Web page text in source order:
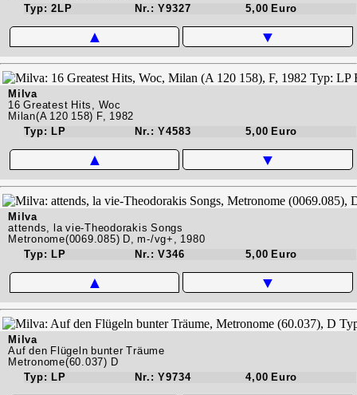
Typ: 2LP
Nr.: Y9327 5,00 Euro
▲ ▼
Milva
16 Greatest Hits, Woc
Milan(A 120 158) F, 1982
Typ: LP
Nr.: Y4583 5,00 Euro
▲ ▼
Milva
attends, la vie-Theodorakis Songs
Metronome(0069.085) D, m-/vg+, 1980
Typ: LP
Nr.: V346 5,00 Euro
▲ ▼
Milva
Auf den Flügeln bunter Träume
Metronome(60.037) D
Typ: LP
Nr.: Y9734 4,00 Euro